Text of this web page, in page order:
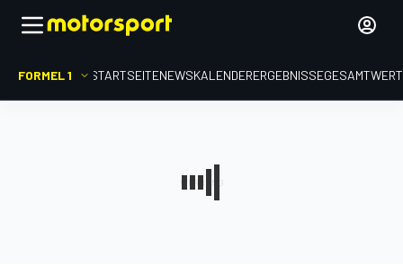
FORMEL 1 STARTSEITENEWSKALENDERERGEBNISSE